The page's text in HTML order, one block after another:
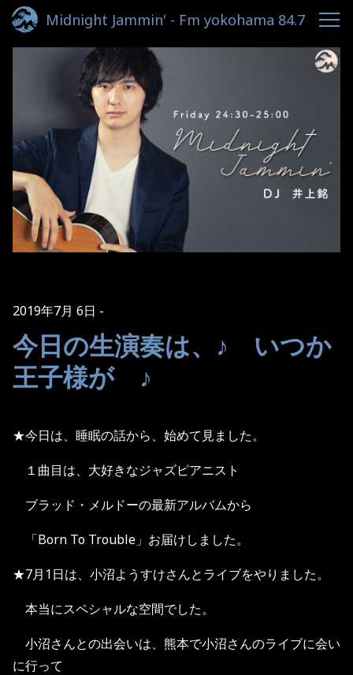
Midnight Jammin' - Fm yokohama 84.7
2019年7月 6日
今日の生演奏は、♪ いつか
王子様が ♪
★今日は、睡眠の話から、始めて見ました。
１曲目は、大好きなジャズピアニスト
ブラッド・メルドーの最新アルバムから
「Born To Trouble」お届けしました。
★7月1日は、小沼ようすけさんとライブをやりました。
本当にスペシャルな空間でした。
小沼さんとの出会いは、熊本で小沼さんのライブに会い
に行って